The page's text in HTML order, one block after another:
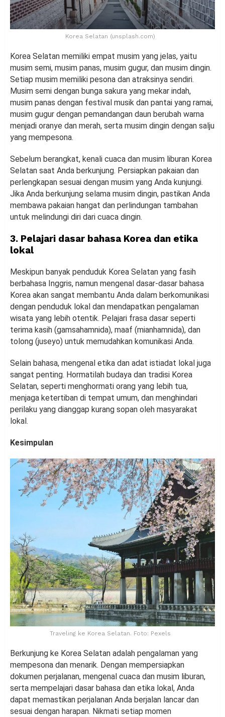
Korea Selatan (unsplash.com)
Korea Selatan memiliki empat musim yang jelas, yaitu
musim semi, musim panas, musim gugur, dan musim dingin.
Setiap musim memiliki pesona dan atraksinya sendiri.
Musim semi dengan bunga sakura yang mekar indah,
musim panas dengan festival musik dan pantai yang ramai,
musim gugur dengan pemandangan daun berubah warna
menjadi oranye dan merah, serta musim dingin dengan salju
yang mempesona.
Sebelum berangkat, kenali cuaca dan musim liburan Korea
Selatan saat Anda berkunjung. Persiapkan pakaian dan
perlengkapan sesuai dengan musim yang Anda kunjungi.
Jika Anda berkunjung selama musim dingin, pastikan Anda
membawa pakaian hangat dan perlindungan tambahan
untuk melindungi diri dari cuaca dingin.
3. Pelajari dasar bahasa Korea dan etika
lokal
Meskipun banyak penduduk Korea Selatan yang fasih
berbahasa Inggris, namun mengenal dasar-dasar bahasa
Korea akan sangat membantu Anda dalam berkomunikasi
dengan penduduk lokal dan mendapatkan pengalaman
wisata yang lebih otentik. Pelajari frasa dasar seperti
terima kasih (gamsahamnida), maaf (mianhamnida), dan
tolong (juseyo) untuk memudahkan komunikasi Anda.
Selain bahasa, mengenal etika dan adat istiadat lokal juga
sangat penting. Hormatilah budaya dan tradisi Korea
Selatan, seperti menghormati orang yang lebih tua,
menjaga ketertiban di tempat umum, dan menghindari
perilaku yang dianggap kurang sopan oleh masyarakat
lokal.
Kesimpulan
Traveling ke Korea Selatan. Foto: Pexels
Berkunjung ke Korea Selatan adalah pengalaman yang
mempesona dan menarik. Dengan mempersiapkan
dokumen perjalanan, mengenal cuaca dan musim liburan,
serta mempelajari dasar bahasa dan etika lokal, Anda
dapat memastikan perjalanan Anda berjalan lancar dan
sesuai dengan harapan. Nikmati setiap momen